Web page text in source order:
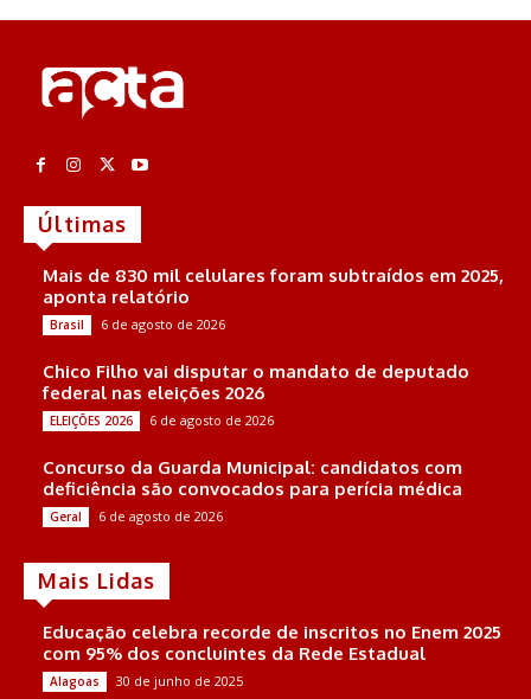
Últimas
Mais de 830 mil celulares foram subtraídos em 2025,
aponta relatório
Brasil 6 de agosto de 2026
Chico Filho vai disputar o mandato de deputado
federal nas eleições 2026
ELEIÇÕES 2026 6 de agosto de 2026
Concurso da Guarda Municipal: candidatos com
deficiência são convocados para perícia médica
Geral 6 de agosto de 2026
Mais Lidas
Educação celebra recorde de inscritos no Enem 2025
com 95% dos concluintes da Rede Estadual
Alagoas 30 de junho de 2025